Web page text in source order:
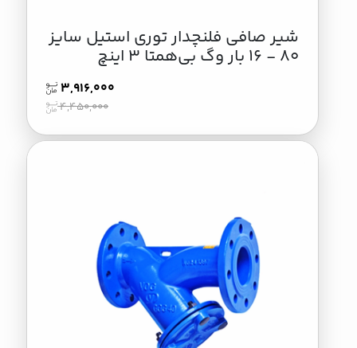
شیر صافی فلنچدار توری استیل سایز
80 - 16 بار وگ بی‌همتا 3 اینچ
3,916,000
4,450,000